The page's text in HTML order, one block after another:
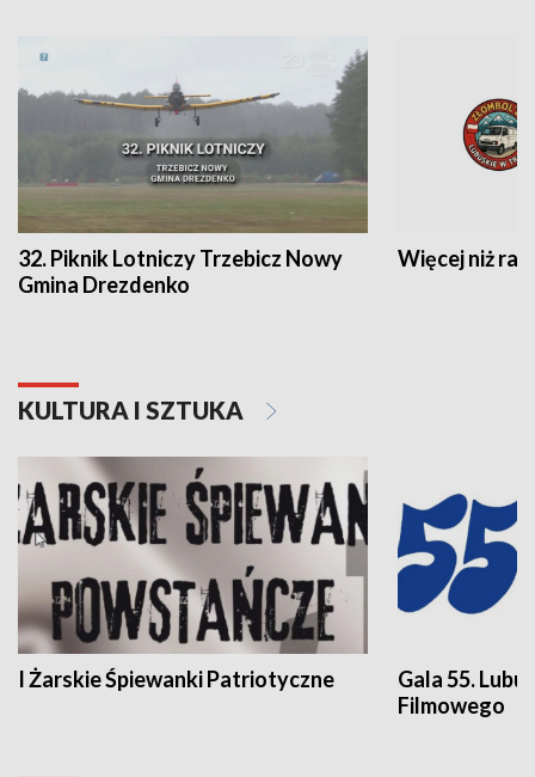
32. Piknik Lotniczy Trzebicz Nowy
Gmina Drezdenko
Więcej niż rajd
KULTURA I SZTUKA
I Żarskie Śpiewanki Patriotyczne
Gala 55.
Filmowego